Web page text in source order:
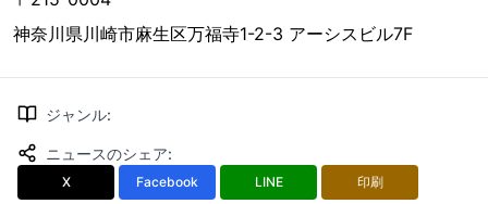
神奈川県川崎市麻生区万福寺1-2-3 アーシスビル7F
ジャンル:
ニュースのシェア:
X Facebook LINE 印刷